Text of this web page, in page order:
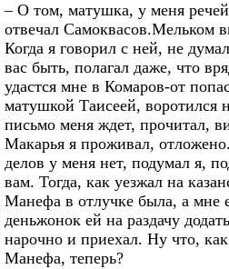
– О том, матушка, у меня
отвечал Самоквасов.Мельком
Когда я говорил с ней, не
вас быть, полагал даже, что
удастся мне в Комаров-от
матушкой Таисеей, воротился
письмо меня ждет, прочитал,
Макарья я проживал,
делов у меня нет, подумал я,
вам. Тогда, как уезжал на
Манефа в отлучке была, а мне
деньжонок ей на раздачу
нарочно и приехал. Ну что,
Манефа, теперь?